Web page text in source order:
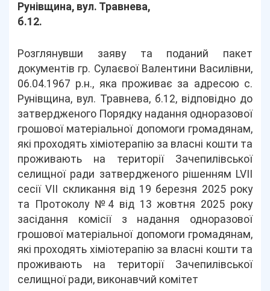
Рунівщина, вул. Травнева,
б.12.
Розглянувши заяву та поданий пакет
документів гр. Сулаєвої Валентини Василівни,
06.04.1967 р.н., яка проживає за адресою с.
Рунівщина, вул. Травнева, б.12, відповідно до
затвердженого Порядку надання одноразової
грошової матеріальної допомоги громадянам,
які проходять хіміотерапію за власні кошти та
проживають на території Зачепилівської
селищної ради затвердженого рішенням LVII
сесії VII скликання від 19 березня 2025 року
та Протоколу №4 від 13 жовтня 2025 року
засідання комісії з надання одноразової
грошової матеріальної допомоги громадянам,
які проходять хіміотерапію за власні кошти та
проживають на території Зачепилівської
селищної ради, виконавчий комітет